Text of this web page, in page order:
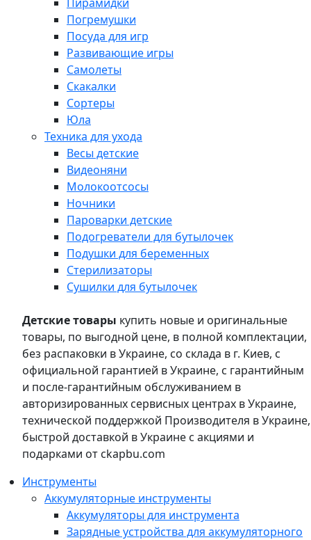
Погремушки
Посуда для игр
Развивающие игры
Самолеты
Скакалки
Сортеры
Юла
Техника для ухода
Весы детские
Видеоняни
Молокоотсосы
Ночники
Пароварки детские
Подогреватели для бутылочек
Подушки для беременных
Стерилизаторы
Сушилки для бутылочек
Детские товары купить новые и оригинальные
товары, по выгодной цене, в полной комплектации,
без распаковки в Украине, со склада в г. Киев, с
официальной гарантией в Украине, с гарантийным
и после-гарантийным обслуживанием в
авторизированных сервисных центрах в Украине,
технической поддержкой Производителя в Украине,
быстрой доставкой в Украине с акциями и
подарками от ckapbu.com
Инструменты
Аккумуляторные инструменты
Аккумуляторы для инструмента
Зарядные устройства для аккумуляторного